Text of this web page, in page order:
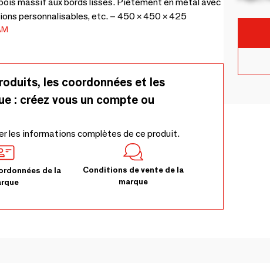
personnalisables, etc. – 450 × 450 × 425
les coordonnées et les
: créez vous un compte ou
les informations complètes de ce produit.
de la
Conditions de vente de la
marque